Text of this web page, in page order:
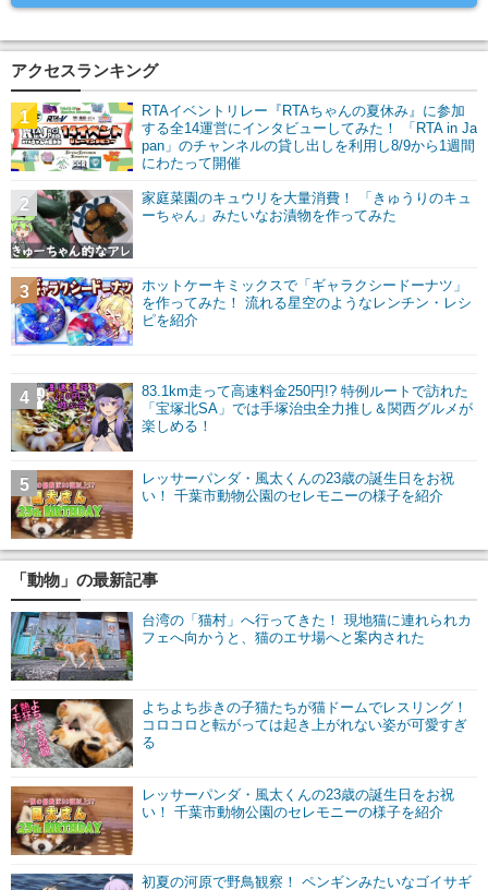
アクセスランキング
RTAイベントリレー『RTAちゃんの夏休み』に参加
する全14運営にインタビューしてみた！ 「RTA in Ja
pan」のチャンネルの貸し出しを利用し8/9から1週間
にわたって開催
1
家庭菜園のキュウリを大量消費！ 「きゅうりのキュ
ーちゃん」みたいなお漬物を作ってみた
2
ホットケーキミックスで「ギャラクシードーナツ」
を作ってみた！ 流れる星空のようなレンチン・レシ
ピを紹介
3
83.1km走って高速料金250円!? 特例ルートで訪れた
「宝塚北SA」では手塚治虫全力推し＆関西グルメが
楽しめる！
4
レッサーパンダ・風太くんの23歳の誕生日をお祝
い！ 千葉市動物公園のセレモニーの様子を紹介
5
「動物」の最新記事
台湾の「猫村」へ行ってきた！ 現地猫に連れられカ
フェへ向かうと、猫のエサ場へと案内された
よちよち歩きの子猫たちが猫ドームでレスリング！
コロコロと転がっては起き上がれない姿が可愛すぎ
る
レッサーパンダ・風太くんの23歳の誕生日をお祝
い！ 千葉市動物公園のセレモニーの様子を紹介
初夏の河原で野鳥観察！ ペンギンみたいなゴイサギ